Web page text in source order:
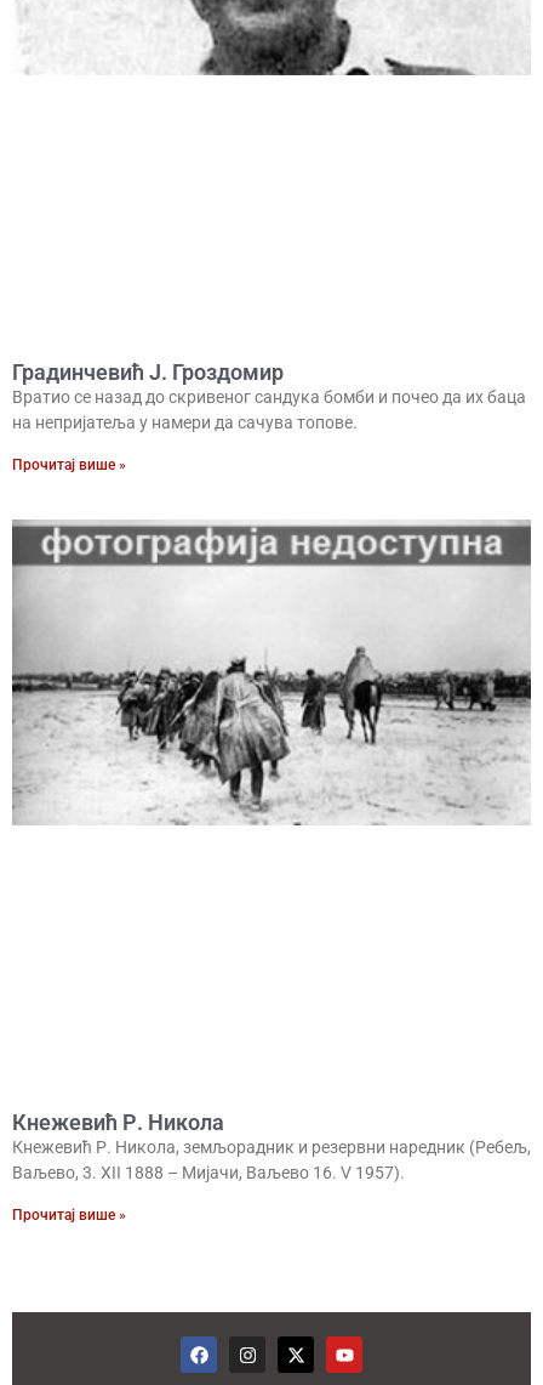
Градинчевић Ј. Гроздомир
Вратио се назад до скривеног сандука бомби и почео да их баца
на непријатеља у намери да сачува топове.
Прочитај више »
Кнежевић Р. Никола
Кнежевић Р. Никола, земљорадник и резервни наредник (Ребељ,
Ваљево, 3. XII 1888 – Мијачи, Ваљево 16. V 1957).
Прочитај више »